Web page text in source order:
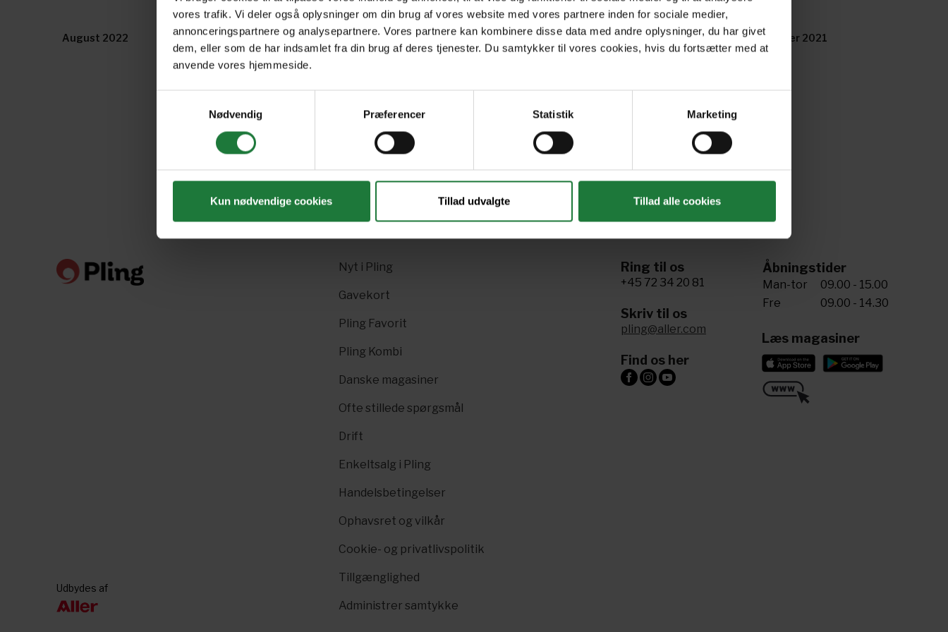
vores trafik. Vi deler også oplysninger om din brug af vores website med vores partnere inden for sociale medier,
annonceringspartnere og analysepartnere. Vores partnere kan kombinere disse data med andre oplysninger, du har givet
dem, eller som de har indsamlet fra din brug af deres tjenester. Du samtykker til vores cookies, hvis du fortsætter med at
anvende vores hjemmeside.
Nødvendig
Præferencer Statistik Marketing
Kun nødvendige cookies Tillad udvalgte Tillad alle cookies
August 2022 June/July 2022 May 2022 March/April 2022 Winter 2021 October 2021
Forrige Næste
Nyt i Pling
Gavekort
Pling Favorit
Pling Kombi
Danske magasiner
Ofte stillede spørgsmål
Drift
Enkeltsalg i Pling
Handelsbetingelser
Ophavsret og vilkår
Cookie- og privatlivspolitik
Tillgænglighed
Administrer samtykke
Ring til os
+45 72 34 20 81
Skriv til os
pling@aller.com
Find os her
Åbningstider
Man-tor
09.00 - 15.00
Fre
09.00 - 14.30
Læs magasiner
Udbydes af